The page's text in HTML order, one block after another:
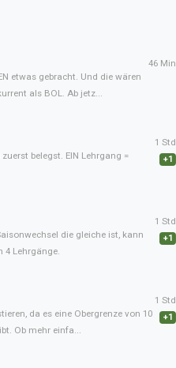
etwas gebracht. Und die wären
als BOL. Ab jetz...
46 Min
belegst. EIN Lehrgang =
1 Std
+1
die gleiche ist, kann
4 Lehrgänge.
1 Std
+1
da es eine Obergrenze von 10
Ob mehr einfa...
1 Std
+1